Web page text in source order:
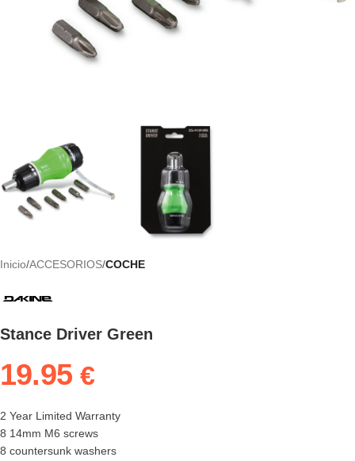
Inicio ACCESORIOS COCHE
Stance Driver Green
19.95€
2 Year Limited Warranty
8 14mm M6 screws
8 countersunk washers